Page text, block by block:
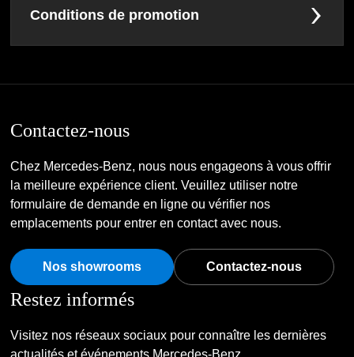
Conditions de promotion
Contactez-nous
Chez Mercedes-Benz, nous nous engageons à vous offrir
la meilleure expérience client. Veuillez utiliser notre
formulaire de demande en ligne ou vérifier nos
emplacements pour entrer en contact avec nous.
Nos showrooms Contactez-nous
Restez informés
Visitez nos réseaux sociaux pour connaître les dernières